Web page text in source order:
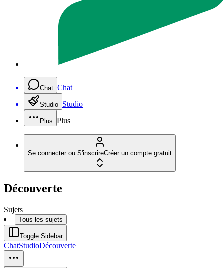
Chat Chat
Studio Studio
Plus Plus
Se connecter ou S'inscrireCréer un compte gratuit
Découverte
Sujets
Tous les sujets
Toggle Sidebar
ChatStudioDécouverte